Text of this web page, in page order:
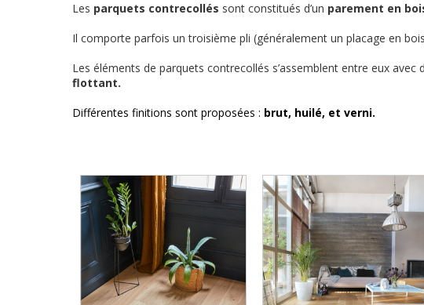
Les parquets contrecollés sont constitués d’un parement en
Il comporte parfois un troisième pli (généralement un placage en
Les éléments de parquets contrecollés s’assemblent entre eux
flottant.
Différentes finitions sont proposées : brut, huilé, et verni.